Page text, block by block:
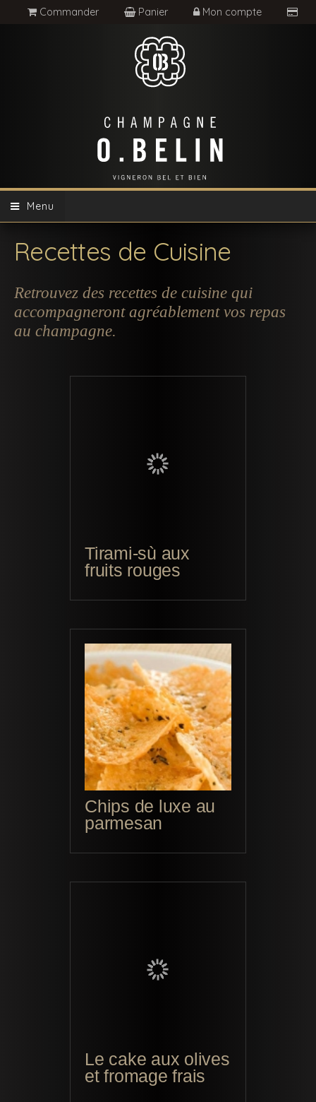
Commander Panier Mon compte
Menu
Recettes de Cuisine
Retrouvez des recettes de cuisine qui
accompagneront agréablement vos repas
au champagne.
Tirami-sù aux
fruits rouges
Chips de luxe au
parmesan
Le cake aux olives
et fromage frais